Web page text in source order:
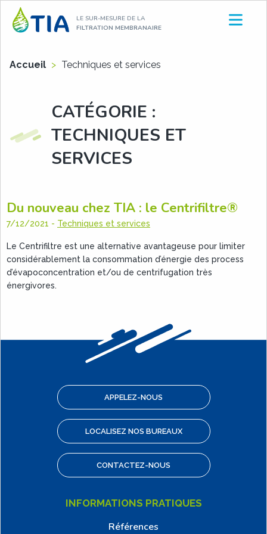
Aller
contenu
LE SUR-MESURE DE LA
FILTRATION MEMBRANAIRE
Accueil > Techniques et services
CATÉGORIE :
TECHNIQUES ET
SERVICES
Du nouveau chez TIA : le Centrifiltre®
7/12/2021 - Techniques et services
Le Centrifiltre est une alternative avantageuse pour limiter
considérablement la consommation d’énergie des process
d’évapoconcentration et/ou de centrifugation très
énergivores.
APPELEZ-NOUS
LOCALISEZ NOS BUREAUX
CONTACTEZ-NOUS
INFORMATIONS PRATIQUES
Références